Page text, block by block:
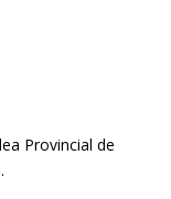
Provincial de